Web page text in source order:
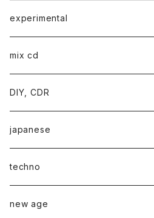
experimental
mix cd
DIY, CDR
japanese
techno
new age